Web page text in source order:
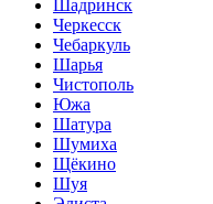
Шадринск
Черкесск
Чебаркуль
Шарья
Чистополь
Южа
Шатура
Шумиха
Щёкино
Шуя